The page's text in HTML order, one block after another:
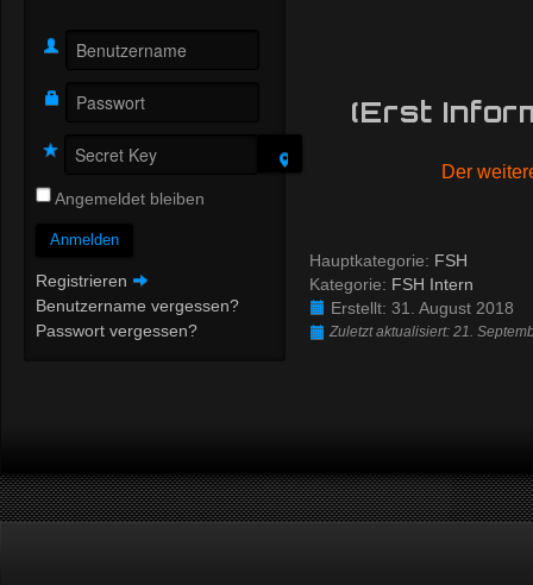
Angemeldet bleiben
Anmelden
Registrieren
Benutzername vergessen?
Passwort vergessen?
(Erst
Der
Hauptkategorie: FSH
Kategorie: FSH Intern
Erstellt: 31. August 2018
Zuletzt aktualisiert: 21.